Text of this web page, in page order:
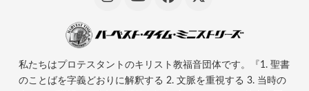
私たちはプロテスタントのキリスト教福音団体です。『1. 聖書
のことばを字義どおりに解釈する 2. 文脈を重視する 3. 当時の